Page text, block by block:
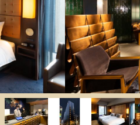
おもてなしHRについて
ご利用の流れ
よくある質問
ホテル・宿泊業界情報コラム